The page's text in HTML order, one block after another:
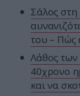
Σάλος
του – Πώς
Λάθος
40χρονο
και να